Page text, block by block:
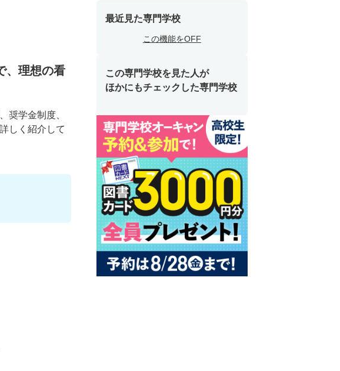
、理想の看
奨学金制度、
しく紹介して
最近見た専門学校
この機能をOFF
この専門学校を見た人が
ほかにもチェックした専門学校